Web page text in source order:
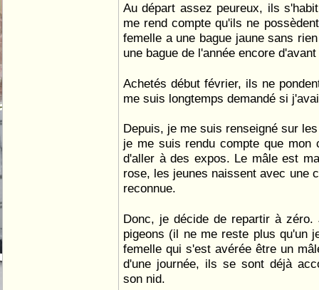
Au départ assez peureux, ils
me rend compte qu'ils ne
femelle a une bague jaune sans
une bague de l'année encore
Achetés début février, ils ne
me suis longtemps demandé si
Depuis, je me suis renseigné sur
je me suis rendu compte que mon
d'aller à des expos. Le mâle est
rose, les jeunes naissent avec une
reconnue.
Donc, je décide de repartir à
pigeons (il ne me reste plus qu'un
femelle qui s'est avérée être un
d'une journée, ils se sont déjà
son nid.